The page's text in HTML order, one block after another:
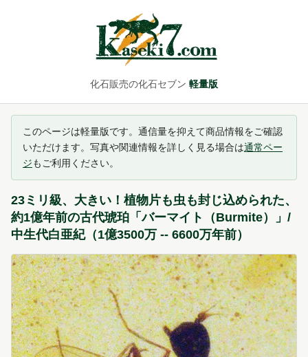
化石販売の化石セブン 軽量版
このページは軽量版です。通信量を抑えて商品情報をご確認
いただけます。写真や関連情報を詳しく見る場合は通常ペー
ジもご利用ください。
23ミリ級、大きい！植物片も虫も封じ込められた、
約1億年前の古代琥珀「バーマイト（Burmite）」/
中生代白亜紀（1億3500万 -- 6600万年前）